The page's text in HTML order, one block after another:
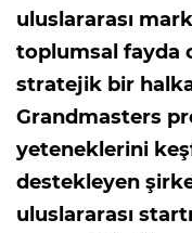
uluslararası
toplumsal fayda
stratejik bir
Grandmasters
yeteneklerini
destekleyen
uluslararası